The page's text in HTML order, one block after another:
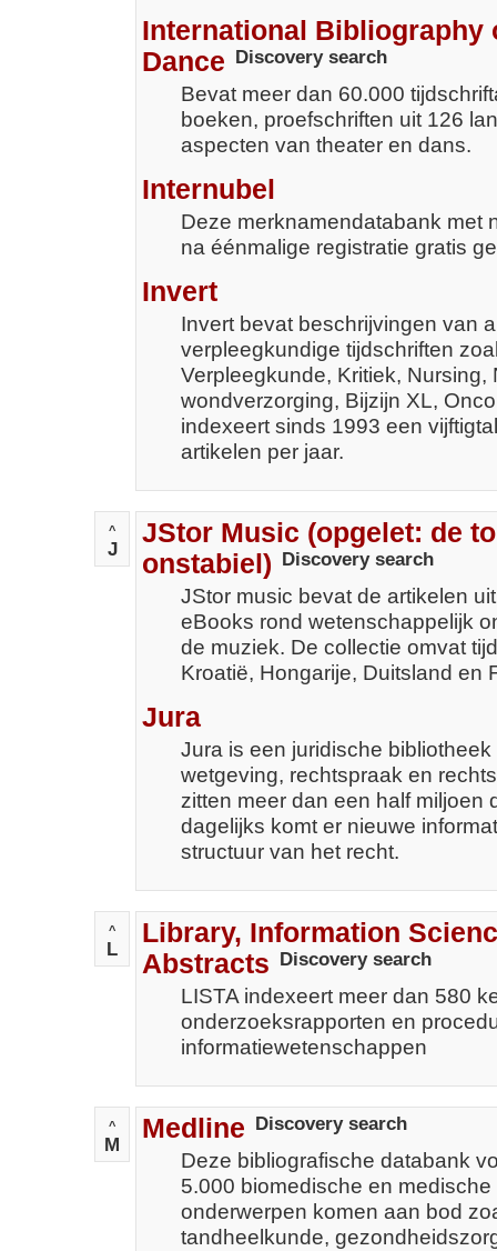
International Bibliography
Dance
Discovery search
Bevat meer dan 60.000
boeken, proefschriften uit 126
aspecten van theater en dans.
Internubel
Deze merknamendatabank met
na éénmalige registratie gratis
Invert
Invert bevat beschrijvingen van
verpleegkundige tijdschriften
Verpleegkunde, Kritiek,
wondverzorging, Bijzijn XL,
indexeert sinds 1993 een
artikelen per jaar.
^
J
JStor Music (opgelet: de
onstabiel)
Discovery search
JStor music bevat de artikelen
eBooks rond wetenschappelijk
de muziek. De collectie omvat
Kroatië, Hongarije, Duitsland en
Jura
Jura is een juridische
wetgeving, rechtspraak en
zitten meer dan een half miljoen
dagelijks komt er nieuwe
structuur van het recht.
^
L
Library, Information
Abstracts
Discovery search
LISTA indexeert meer dan 580
onderzoeksrapporten en
informatiewetenschappen
^
M
Medline Discovery search
Deze bibliografische databank
5.000 biomedische en
onderwerpen komen aan bod
tandheelkunde,